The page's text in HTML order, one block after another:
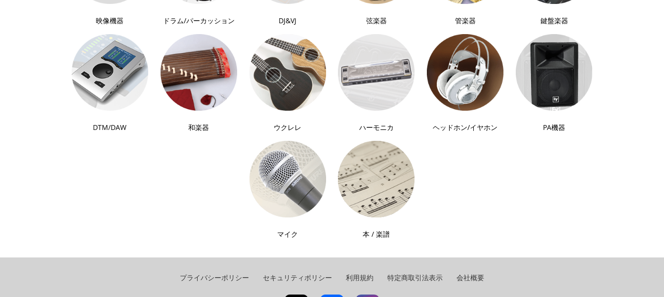
映像機器 ドラム/パーカッション DJ&VJ 弦楽器 管楽器 鍵盤楽器
DTM/DAW 和楽器 ウクレレ ハーモニカ ヘッドホン/イヤホン PA機器
マイク 本 / 楽譜
プライバシーポリシー セキュリティポリシー 利用規約 特定商取引法表示 会社概要